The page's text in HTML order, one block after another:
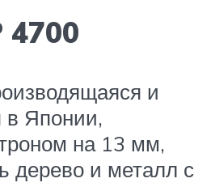
4700
и
Японии,
на 13 мм,
дерево и металл с